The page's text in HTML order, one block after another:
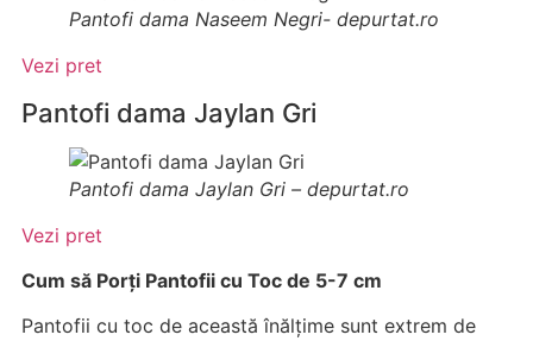
Pantofi dama Naseem Negri- depurtat.ro
Vezi pret
Pantofi dama Jaylan Gri
Pantofi dama Jaylan Gri – depurtat.ro
Vezi pret
Cum să Porți Pantofii cu Toc de 5-7 cm
Pantofii cu toc de această înălțime sunt extrem de